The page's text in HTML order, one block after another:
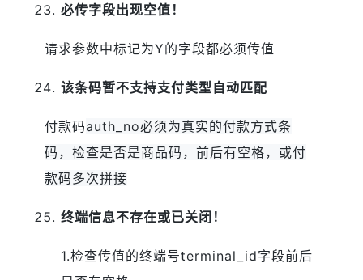
必传字段出现空值！
请求参数中标记为Y的字段都必须传值
该条码暂不支持支付类型自动匹配
付款码auth_no必须为真实的付款方式条
码，检查是否是商品码，前后有空格，或付
款码多次拼接
终端信息不存在或已关闭！
1.检查传值的终端号terminal_id字段前后